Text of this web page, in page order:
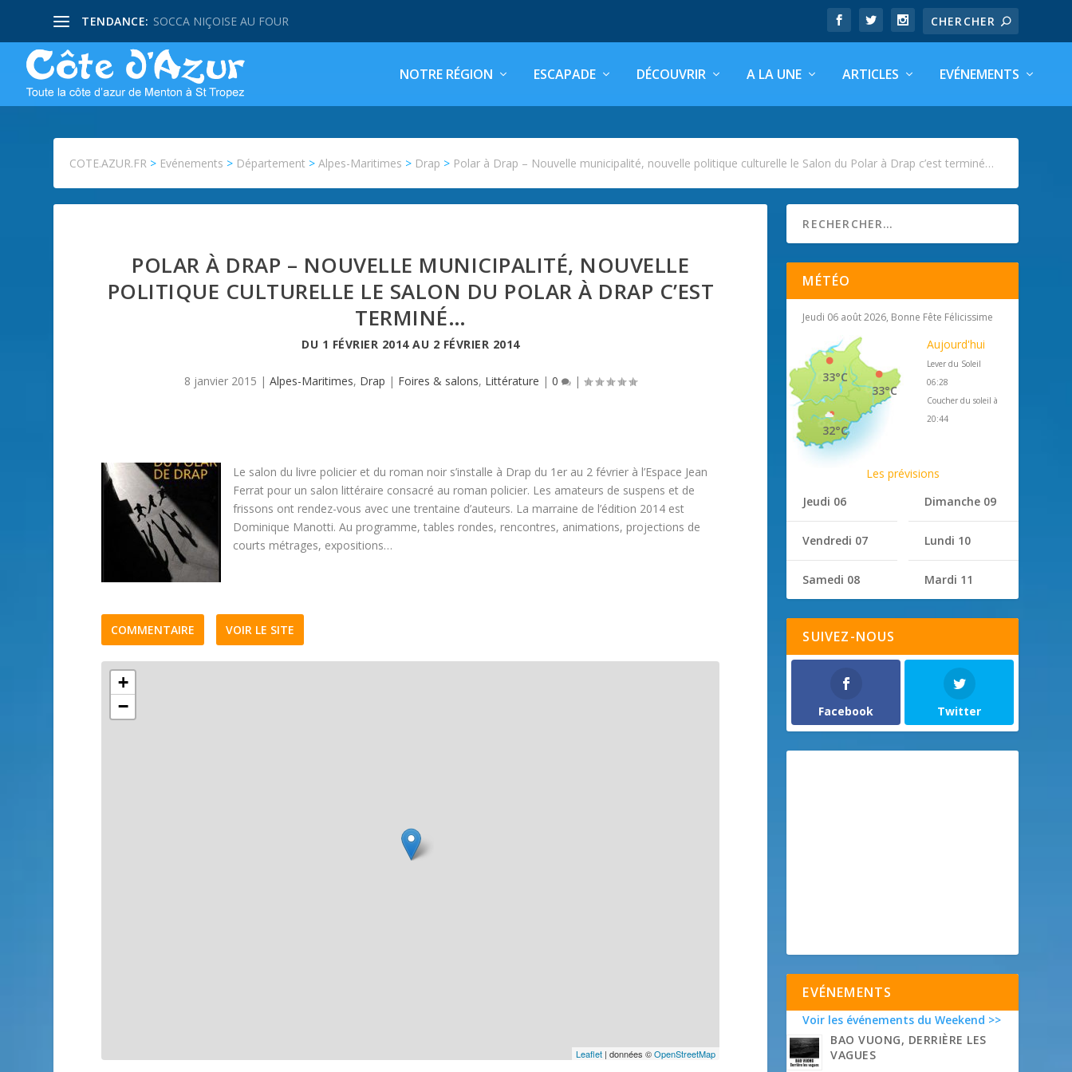
TENDANCE: SOCCA NIÇOISE AU FOUR
NOTRE RÉGION ESCAPADE DÉCOUVRIR A LA UNE ARTICLES EVÉNEMENTS
COTE.AZUR.FR > Evénements > Département >Alpes-Maritimes > Drap > Polar à Drap – Nouvelle municipalité, nouvelle politique culturelle le Salon du Polar à Drap c’est terminé…
POLAR À DRAP – NOUVELLE MUNICIPALITÉ, NOUVELLE
POLITIQUE CULTURELLE LE SALON DU POLAR À DRAP C’EST
TERMINÉ…
DU 1 FÉVRIER 2014AU 2 FÉVRIER 2014
8 janvier 2015 |Alpes-Maritimes, Drap | Foires & salons, Littérature |0 |
Le salon du livre policier et du roman noir s’installe à Drap du 1er au 2 février à l’Espace Jean
Ferrat pour un salon littéraire consacré au roman policier. Les amateurs de suspens et de
frissons ont rendez-vous avec une trentaine d’auteurs. La marraine de l’édition 2014 est
Dominique Manotti. Au programme, tables rondes, rencontres, animations, projections de
courts métrages, expositions…
COMMENTAIRE VOIR LE SITE
+
−
Leaflet | données ©OpenStreetMap
MÉTÉO
Jeudi 06 août 2026, Bonne Fête Félicissime
33°C
33°C
32°C
Aujourd'hui
Lever du Soleil
06:28
Coucher du soleil à
20:44
Les prévisions
Jeudi 06
Vendredi 07
Samedi 08
Dimanche 09
Lundi 10
Mardi 11
SUIVEZ-NOUS
Facebook Twitter
EVÉNEMENTS
Voir les événements du Weekend >>
BAO VUONG, DERRIÈRE LES
VAGUES